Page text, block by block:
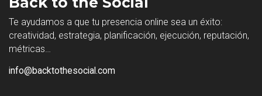
Te ayudamos a que tu presencia online sea un éxito:
creatividad, estrategia, planificación, ejecución, reputación,
métricas…
info@backtothesocial.com